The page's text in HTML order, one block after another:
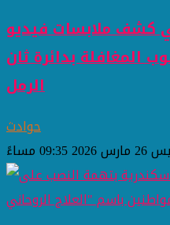
كشف ملابسات فيديو
بدائرة ثان
الرمل
حوادث
09:35 مساءً